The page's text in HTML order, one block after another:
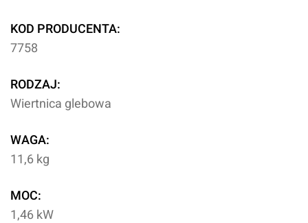
KOD PRODUCENTA:
7758
RODZAJ:
Wiertnica glebowa
WAGA:
11,6 kg
MOC:
1,46 kW